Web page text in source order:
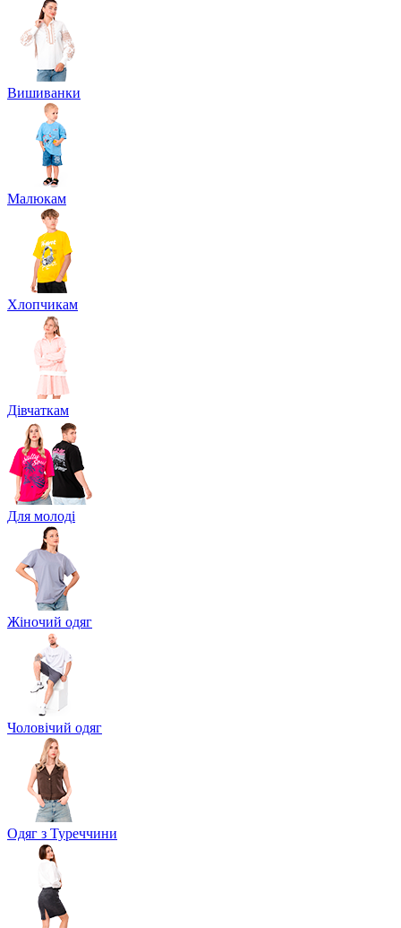
Вишиванки
Малюкам
Хлопчикам
Дівчаткам
Для молоді
Жіночий одяг
Чоловічий одяг
Одяг з Туреччини